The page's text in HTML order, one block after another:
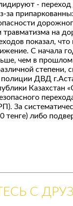
-
травматизма на
показал,
С начала
чем в прошлом
степени,
ДВД
Казахстан
За
либо
С